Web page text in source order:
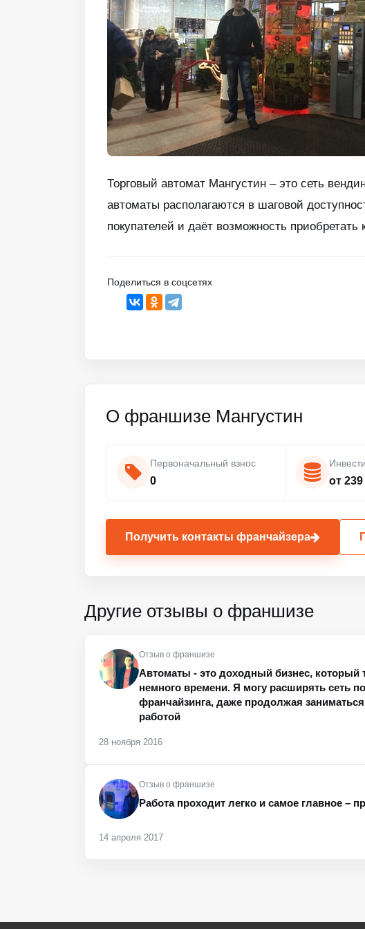
Торговый автомат Мангустин – это сеть
автоматы располагаются в шаговой
покупателей и даёт возможность
Поделиться в соцсетях
О франшизе Мангустин
Первоначальный взнос
0 от
Получить контакты франчайзера
Другие отзывы о франшизе
Отзыв о франшизе
Автоматы - это доходный бизнес, который
немного времени. Я могу расширять сеть
франчайзинга, даже продолжая
работой
28 ноября 2016
Отзыв о франшизе
Работа проходит легко и самое главное –
14 апреля 2017